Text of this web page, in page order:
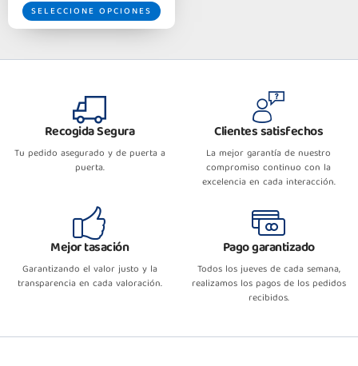
SELECCIONE OPCIONES
Recogida Segura
Tu pedido asegurado y de puerta a
puerta.
Clientes satisfechos
La mejor garantía de nuestro
compromiso continuo con la
excelencia en cada interacción.
Mejor tasación
Garantizando el valor justo y la
transparencia en cada valoración.
Pago garantizado
Todos los jueves de cada semana,
realizamos los pagos de los pedidos
recibidos.